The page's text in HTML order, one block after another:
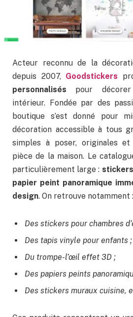
Acteur reconnu de la
depuis 2007, Goodstickers
personnalisés pour
intérieur. Fondée par des
boutique s’est donné pour
décoration accessible à tous
simples à poser, originales et
pièce de la maison. Le
particulièrement large :
papier peint panoramique
design. On retrouve notamment :
Des stickers pour chambres
Des tapis vinyle pour enfants ;
Du trompe-l’œil effet 3D ;
Des papiers peints
Des stickers muraux cuisine,